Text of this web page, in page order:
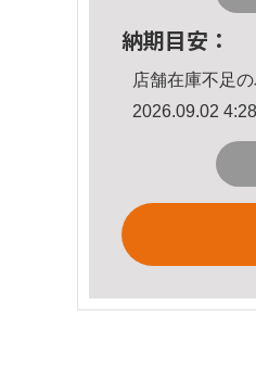
納期目安：
店舗在庫不足
2026.09.02